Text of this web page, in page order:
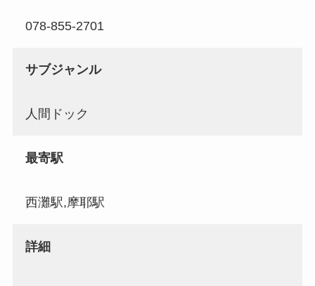
078-855-2701
サブジャンル
人間ドック
最寄駅
西灘駅,摩耶駅
詳細